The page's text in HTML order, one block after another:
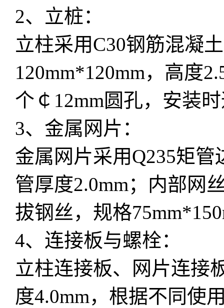
2、立桩：
立柱采用C30钢筋混凝
120mm*120mm，高度
个￠12mm圆孔，安装
3、金属网片：
金属网片采用Q235矩管
管厚度2.0mm；内部网
拔钢丝，规格
4、连接板与螺栓：
立柱连接板、网片连接
度4.0mm，根据不同使